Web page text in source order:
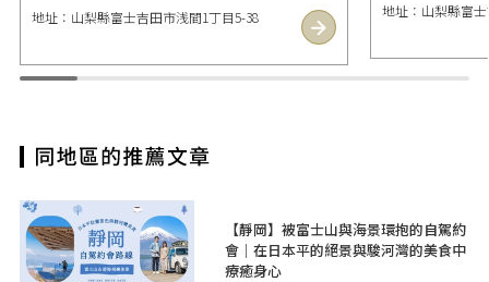
地址：山梨縣富士吉田市浅間1丁目5-38 地址：山梨縣富
【靜岡】被富士山與海景環抱的自駕約
會｜在日本平的絕景與駿河灣的美食中
療癒身心